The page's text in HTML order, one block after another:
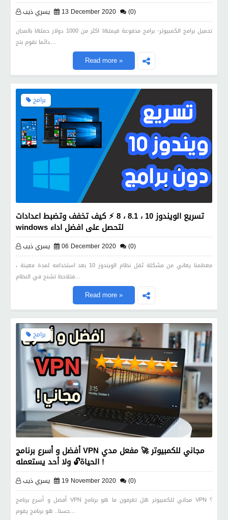
يسري ذيب 13 December 2020 (0)
تحميل برامج الكمبيوتر- برامج مدفوعة قيمتها اكثر من 1000 دولار حملها بالمجان
دائما نقوم بتح…
Read more »
برامج
تسريع الويندوز 10 ، 8.1 ، 8 ⚡ كيف تخفف وتضبط اعدادات
windows لتحصل على افضل اداء
يسري ذيب 06 December 2020 (0)
معظمنا يعاني من مشكلة ثقل نظام الويندوز 10 بعد استخدامه لمدة معينة ،
فتلاحظ تشنج في النظام…
Read more »
برامج
أفضل و أسرع برنامج VPN مجاني للكمبيوتر 🚀 مفعل مدي
الحياة🔓 ولا أحد يستعمله !
يسري ذيب 19 November 2020 (0)
أفضل و أسرع برنامج VPN مجاني للكمبيوتر هل تعرفون ما هو برنامج VPN ؟
حسنا.. هو برنامج يقوم…